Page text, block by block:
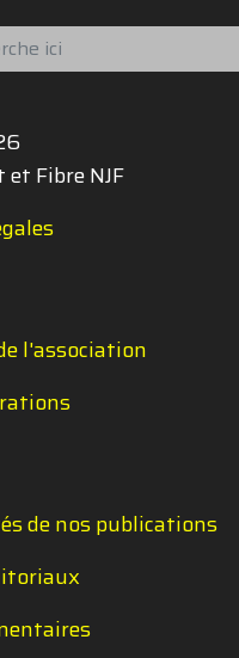
Fibre NJF
l'association
de nos publications